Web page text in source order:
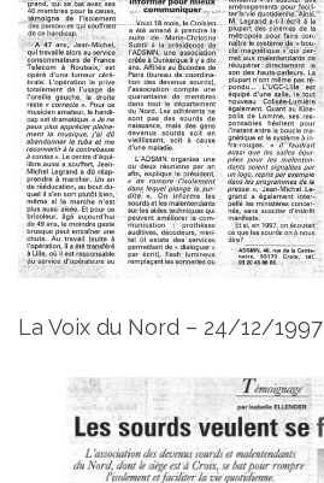
La Voix du Nord – 24/12/1997